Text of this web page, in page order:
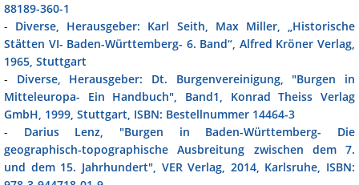
88189-360-1
- Diverse, Herausgeber: Karl Seith, Max Miller, „Historische
Stätten VI- Baden-Württemberg- 6. Band“, Alfred Kröner Verlag,
1965, Stuttgart
- Diverse, Herausgeber: Dt. Burgenvereinigung, "Burgen in
Mitteleuropa- Ein Handbuch", Band1, Konrad Theiss Verlag
GmbH, 1999, Stuttgart, ISBN: Bestellnummer 14464-3
- Darius Lenz, "Burgen in Baden-Württemberg- Die
geographisch-topographische Ausbreitung zwischen dem 7.
und dem 15. Jahrhundert", VER Verlag, 2014, Karlsruhe, ISBN: